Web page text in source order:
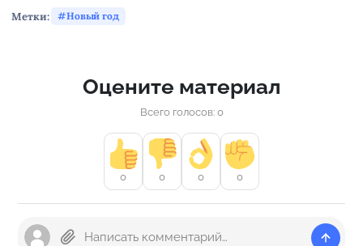
Метки: Новый год
Оцените материал
Всего голосов: 0
0 0 0 0